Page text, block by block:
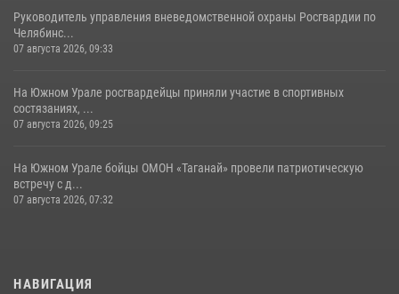
Руководитель управления вневедомственной охраны Росгвардии по
Челябинс...
07 августа 2026, 09:33
На Южном Урале росгвардейцы приняли участие в спортивных
состязаниях, ...
07 августа 2026, 09:25
На Южном Урале бойцы ОМОН «Таганай» провели патриотическую
встречу с д...
07 августа 2026, 07:32
НАВИГАЦИЯ